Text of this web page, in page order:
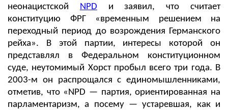
неонацистской NPD и заявил, что считает
конституцию ФРГ «временным решением на
переходный период до возрождения Германского
рейха». В этой партии, интересы которой он
представлял в Федеральном конституционном
суде, неутомимый Хорст пробыл всего три года. В
2003-м он распрощался с единомышленниками,
отметив, что «NPD — партия, ориентированная на
парламентаризм, а посему — устаревшая, как и